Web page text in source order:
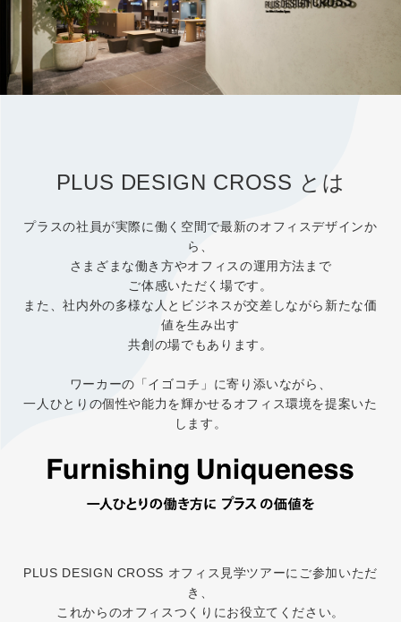
PLUS DESIGN CROSS とは
プラスの社員が実際に働く空間で最新のオフィスデザインか
ら、
さまざまな働き方やオフィスの運用方法まで
ご体感いただく場です。
また、社内外の多様な人とビジネスが交差しながら新たな価
値を生み出す
共創の場でもあります。
ワーカーの「イゴコチ」に寄り添いながら、
一人ひとりの個性や能力を輝かせるオフィス環境を提案いた
します。
PLUS DESIGN CROSS オフィス見学ツアーにご参加いただ
き、
これからのオフィスつくりにお役立てください。